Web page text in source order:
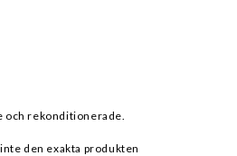
och rekonditionerade.
den exakta produkten